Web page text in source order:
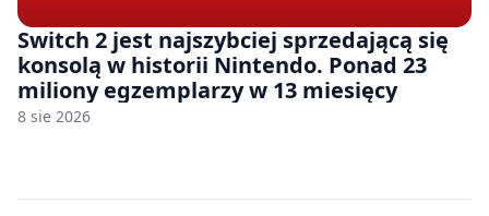
Switch 2 jest najszybciej sprzedającą się
konsolą w historii Nintendo. Ponad 23
miliony egzemplarzy w 13 miesięcy
8 sie 2026